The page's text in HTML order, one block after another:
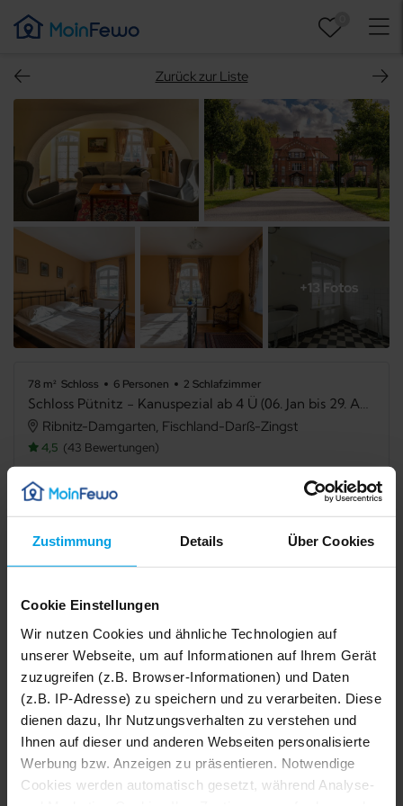
Zustimmung Details Über Cookies
Cookie Einstellungen
Wir nutzen Cookies und ähnliche Technologien auf
unserer Webseite, um auf Informationen auf Ihrem Gerät
zuzugreifen (z.B. Browser-Informationen) und Daten
(z.B. IP-Adresse) zu speichern und zu verarbeiten. Diese
dienen dazu, Ihr Nutzungsverhalten zu verstehen und
Ihnen auf dieser und anderen Webseiten personalisierte
Werbung bzw. Anzeigen zu präsentieren. Notwendige
Cookies werden automatisch gesetzt, während Analyse-
Zurück zur Liste
+13 Fotos
78 m² Schloss 6 Personen 2 Schlafzimmer
Schloss Pütnitz - Kanuspezial ab 4 Ü (06. Jan bis 29. April) - Fuchsbau
Ribnitz-Damgarten, Fischland-Darß-Zingst
4,5 43 Bewertungen
Verfügbarkeit prüfen
Terrasse Grillmöglichkeit
Dusche Haustiere nicht erlaubt
Nichtraucher Fahrradabstellraum
1/13
2/13
3/13
4/13